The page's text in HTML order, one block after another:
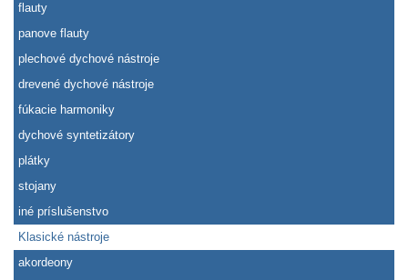
flauty
panove flauty
plechové dychové nástroje
drevené dychové nástroje
fúkacie harmoniky
dychové syntetizátory
plátky
stojany
iné príslušenstvo
Klasické nástroje
akordeony